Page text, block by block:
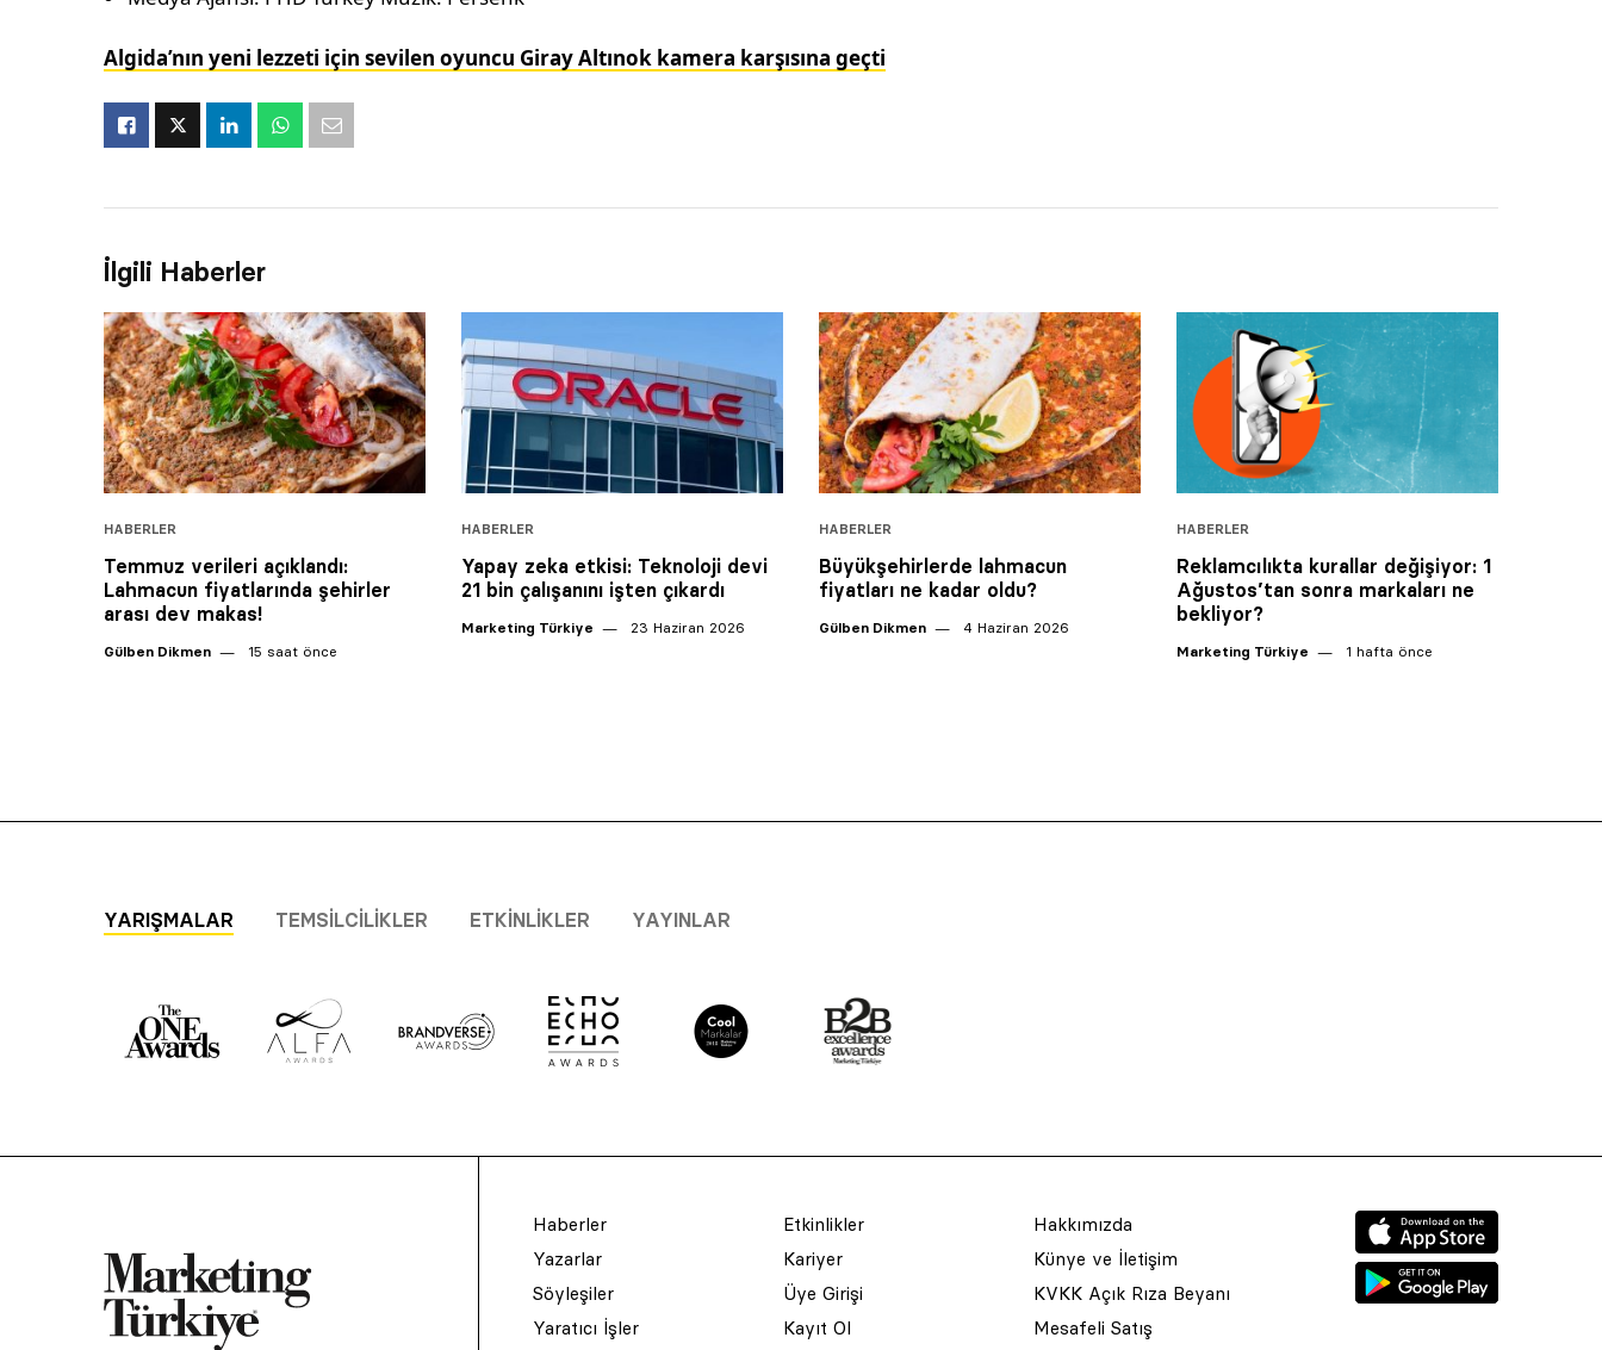
Algida’nın yeni lezzeti için sevilen oyuncu Giray Altınok kamera karşısına geçti
İlgili Haberler
HABERLER
Temmuz verileri açıklandı:
Lahmacun fiyatlarında şehirler
arası dev makas!
Gülben Dikmen 15 saat önce
HABERLER
Yapay zeka etkisi: Teknoloji devi
21 bin çalışanını işten çıkardı
Marketing Türkiye 23 Haziran 2026
HABERLER
Büyükşehirlerde lahmacun
fiyatları ne kadar oldu?
Gülben Dikmen 4 Haziran 2026
HABERLER
Reklamcılıkta kurallar değişiyor: 1
Ağustos’tan sonra markaları ne
bekliyor?
Marketing Türkiye 1 hafta önce
YARIŞMALAR TEMSILCILIKLER ETKINLIKLER YAYINLAR
Haberler
Yazarlar
Söyleşiler
Yaratıcı İşler
Etkinlikler
Kariyer
Üye Girişi
Kayıt Ol
Hakkımızda
Künye ve İletişim
KVKK Açık Rıza Beyanı
Mesafeli Satış